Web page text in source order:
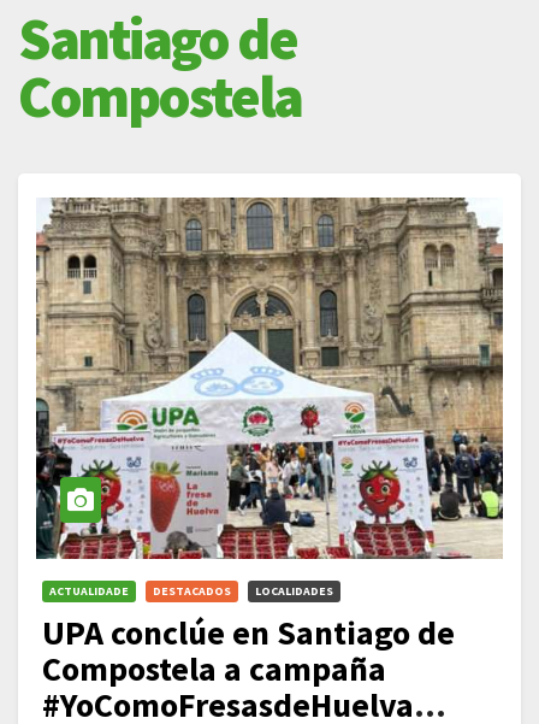
Santiago de
Compostela
ACTUALIDADE DESTACADOS LOCALIDADES
UPA conclúe en Santiago de
Compostela a campaña
#YoComoFresasdeHuelva